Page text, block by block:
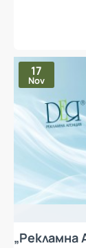
17
Nov